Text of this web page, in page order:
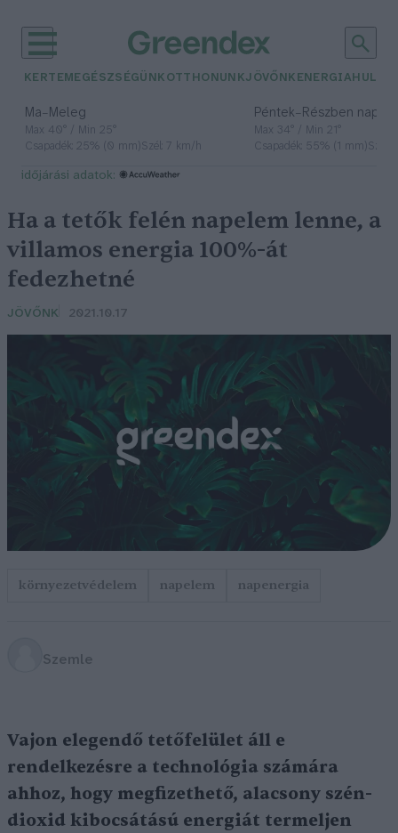
KERTEM EGÉSZSÉGÜNK OTTHONUNKJÖVŐNK ENERGIA
Ma– Meleg
Max 40° / Min 25°
Csapadék: 25% (0 mm)Szél: 7 km/h
Péntek– Részben
Max 34° / Min 21°
Csapadék: 55% (1 mm)Szél:
időjárási adatok:
Ha a tetők felén napelem lenne, a
villamos energia 100%-át
fedezhetné
JÖVŐNK 2021.10.17
környezetvédelem napelem napenergia
Szemle
Vajon elegendő tetőfelület áll e
rendelkezésre a technológia számára
ahhoz, hogy megfizethető, alacsony szén-
dioxid kibocsátású energiát termeljen